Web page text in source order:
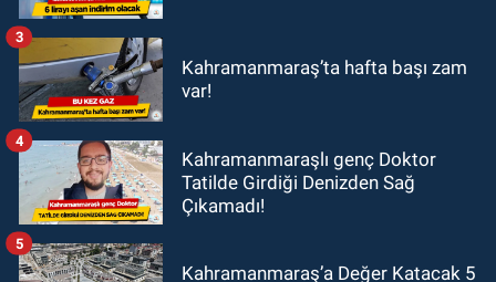
Kahramanmaraş’ta hafta başı zam
var!
3
Kahramanmaraşlı genç Doktor
Tatilde Girdiği Denizden Sağ
Çıkamadı!
4
Kahramanmaraş’a Değer Katacak 5
5